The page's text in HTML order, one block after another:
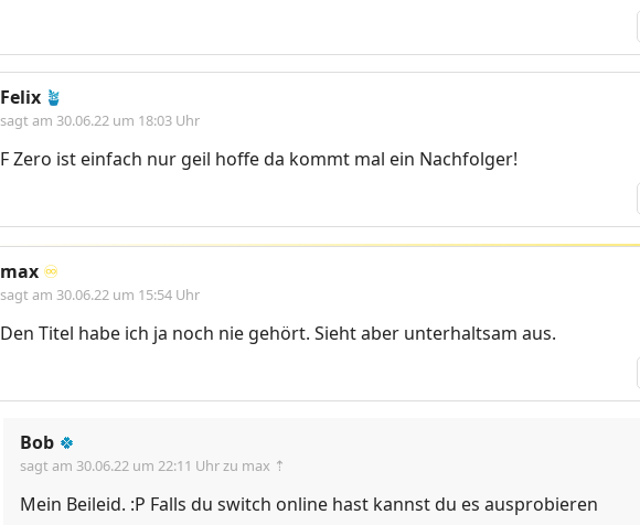
Felix 🪴
sagt am 30.06.22 um 18:03 Uhr
F Zero ist einfach nur geil hoffe da kommt mal ein Nachfolger!
max ♾️
sagt am 30.06.22 um 15:54 Uhr
Den Titel habe ich ja noch nie gehört. Sieht aber unterhaltsam aus.
Bob 🍀
sagt am 30.06.22 um 22:11 Uhrzu max ⇡
Mein Beileid. :P Falls du switch online hast kannst du es ausprobieren